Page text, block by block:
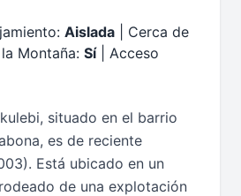
Aislada | Cerca de
Montaña: Sí| Acceso
situado en el barrio
es de reciente
Está ubicado en un
de una explotación